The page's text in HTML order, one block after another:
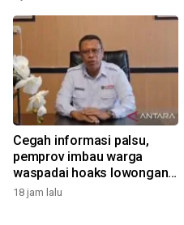
Cegah informasi palsu,
pemprov imbau warga
waspadai hoaks lowongan
kerja Blok Masela
18 jam lalu